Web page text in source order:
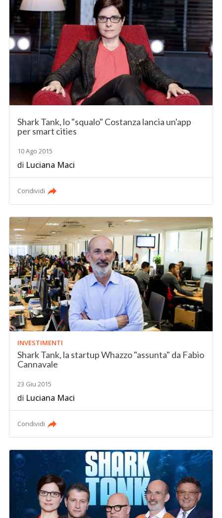
Shark Tank, lo "squalo" Costanza lancia un'app
per smart cities
10 Ago 2015
di Luciana Maci
Condividi
INVESTIMENTI
Shark Tank, la startup Whazzo "assunta" da Fabio
Cannavale
23 Giu 2015
di Luciana Maci
Condividi